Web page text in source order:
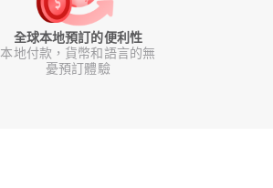
全球本地預訂的便利性
本地付款，貨幣和語言的無
憂預訂體驗